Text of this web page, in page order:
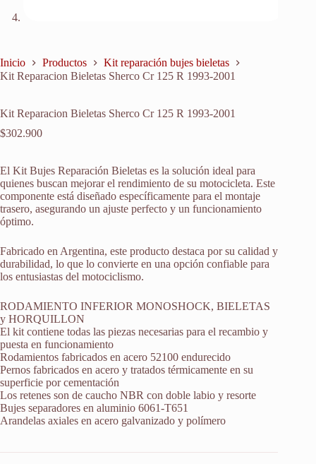
Inicio Productos
Kit reparación bujes bieletas
Kit Reparacion Bieletas Sherco Cr 125 R 1993-2001
Kit Reparacion Bieletas Sherco Cr 125 R 1993-2001
$302.900
El Kit Bujes Reparación Bieletas es la solución ideal para
quienes buscan mejorar el rendimiento de su motocicleta. Este
componente está diseñado específicamente para el montaje
trasero, asegurando un ajuste perfecto y un funcionamiento
óptimo.
Fabricado en Argentina, este producto destaca por su calidad y
durabilidad, lo que lo convierte en una opción confiable para
los entusiastas del motociclismo.
RODAMIENTO INFERIOR MONOSHOCK, BIELETAS
y HORQUILLON
El kit contiene todas las piezas necesarias para el recambio y
puesta en funcionamiento
Rodamientos fabricados en acero 52100 endurecido
Pernos fabricados en acero y tratados térmicamente en su
superficie por cementación
Los retenes son de caucho NBR con doble labio y resorte
Bujes separadores en aluminio 6061-T651
Arandelas axiales en acero galvanizado y polímero